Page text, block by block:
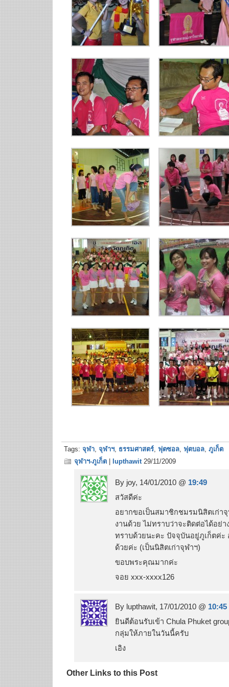
Tags: จุฬา, จุฬาฯ, ธรรมศาสตร์, ฟุตซอล, ฟุตบอล, ภูเก็ต
จุฬาฯ-ภูเก็ต
lupthawit29/11/2009
By joy, 14/01/2010 @ 19:49
สวัสดีค่ะ
อยากขอเป็นสมาชิกชมรมนิสิตเก่า
งานด้วย ไม่ทราบว่าจะติดต่อได้อย่า
ทราบด้วยนะคะ ปัจจุบันอยู่ภูเก็ตค่ะ
ด้วยค่ะ (เป็นนิสิตเก่าจุฬาฯ)
ขอบพระคุณมากค่ะ
จอย xxx-xxxx126
By lupthawit, 17/01/2010 @ 10:45
ยินดีต้อนรับเข้า Chula Phuket
กลุ่มให้ภายในวันนี้ครับ
เอิง
Other Links to this Post